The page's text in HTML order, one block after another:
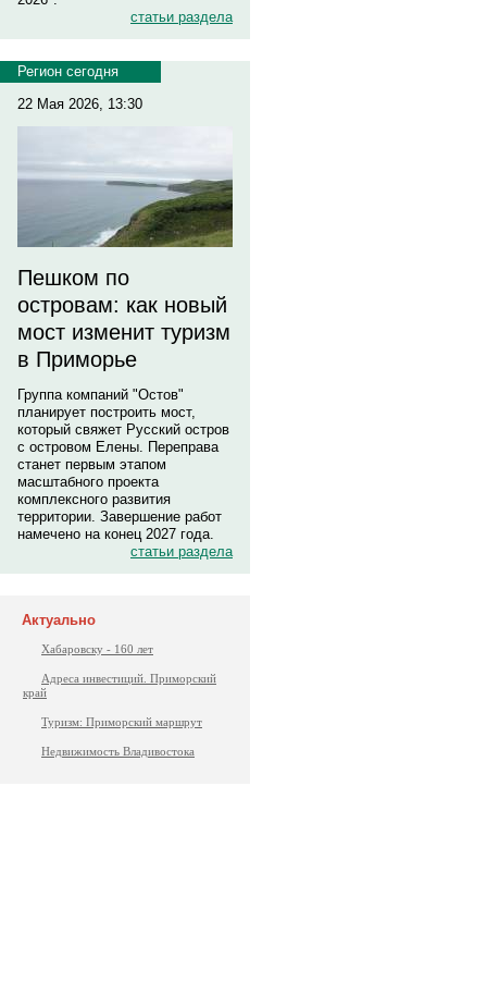
статьи раздела
Регион сегодня
22 Мая 2026, 13:30
Пешком по
островам: как новый
мост изменит туризм
в Приморье
Группа компаний "Остов"
планирует построить мост,
который свяжет Русский остров
с островом Елены. Переправа
станет первым этапом
масштабного проекта
комплексного развития
территории. Завершение работ
намечено на конец 2027 года.
статьи раздела
Актуально
Хабаровску - 160 лет
Адреса инвестиций. Приморский
край
Туризм: Приморский маршрут
Недвижимость Владивостока